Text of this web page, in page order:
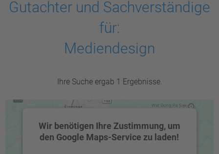
Gutachter und Sachverständige
für:
Mediendesign
Ihre Suche ergab 1 Ergebnisse.
Wir benötigen Ihre Zustimmung, um
den Google Maps-Service zu laden!